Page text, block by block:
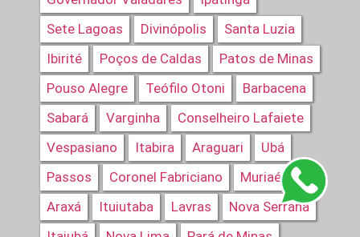
Sete Lagoas
Divinópolis
Santa Luzia
Ibirité
Poços de Caldas
Patos de Minas
Pouso Alegre
Teófilo Otoni
Barbacena
Sabará
Varginha
Conselheiro Lafaiete
Vespasiano
Itabira Araguari
Ubá
Passos
Coronel Fabriciano
Muriaé
Araxá
Ituiutaba Lavras
Nova Serrana